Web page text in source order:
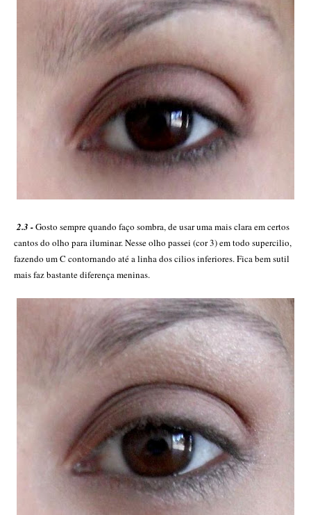
2.3 -Gosto sempre quando faço sombra, de usar uma mais clara em certos
cantos do olho para iluminar. Nesse olho passei (cor 3) em todo supercilio,
fazendo um C contornando até a linha dos cilios inferiores. Fica bem sutil
mais faz bastante diferença meninas.